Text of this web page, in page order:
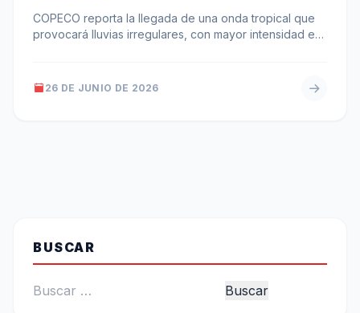
COPECO reporta la llegada de una onda tropical que
provocará lluvias irregulares, con mayor intensidad en
26 DE JUNIO DE 2026
BUSCAR
Buscar: